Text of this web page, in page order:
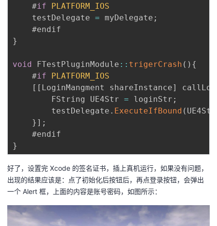
    #
if
PLATFORM_IOS
    testDelegate
= myDelegate ;
}
void FTestPluginModule : : trigerCrash ( ) {
    #
if
PLATFORM_IOS
[ [ LoginMangment shareInstance]
        FString UE4Str
= loginStr ;
        testDelegate
. ExecuteIfBound ( UE4Str
} ] ;
}
好了，设置完 Xcode 的签名证书，插上真机运行，如果没有问题，
出现的结果应该是：点了初始化后按钮后，再点登录按钮，会弹出
一个 Alert 框，上面的内容是账号密码，如图所示：